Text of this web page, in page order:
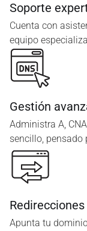
Soporte
Cuenta con
equipo
Gestión
Administra A,
sencillo, pensado
Apunta tu